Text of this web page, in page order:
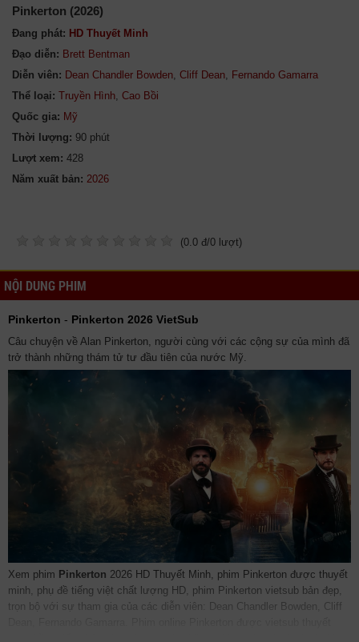
Pinkerton (2026)
Đang phát: HD Thuyết Minh
Đạo diễn: Brett Bentman
Diễn viên: Dean Chandler Bowden, Cliff Dean, Fernando Gamarra
Thể loại: Truyền Hình, Cao Bồi
Quốc gia: Mỹ
Thời lượng: 90 phút
Lượt xem: 428
Năm xuất bản:
(0.0 đ/0 lượt)
NỘI DUNG PHIM
Pinkerton - Pinkerton 2026 VietSub
Câu chuyện về Alan Pinkerton, người cùng với các cộng sự của mình đã
trở thành những thám tử tư đầu tiên của nước Mỹ.
Xem phim Pinkerton 2026 HD Thuyết Minh, phim Pinkerton được thuyết
minh, phụ đề tiếng việt chất lượng HD, phim Pinkerton vietsub bản đẹp,
trọn bộ với sự tham gia của các diễn viên: Dean Chandler Bowden, Cliff